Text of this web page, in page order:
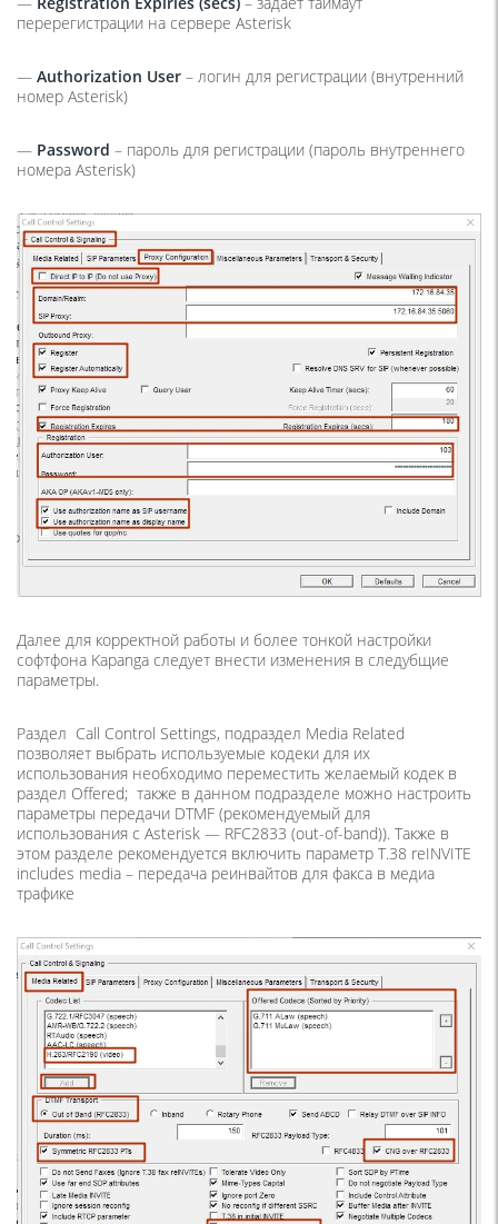
перерегистрации на сервере Asterisk
— Authorization User – логин для регистрации (внутренний
номер Asterisk)
— Password – пароль для регистрации (пароль внутреннего
номера Asterisk)
Далее для корректной работы и более тонкой настройки
софтфона Kapanga следует внести изменения в следубщие
параметры.
Раздел Call Control Settings, подраздел Media Related
позволяет выбрать используемые кодеки для их
использования необходимо переместить желаемый кодек в
раздел Offered; также в данном подразделе можно настроить
параметры передачи DTMF (рекомендуемый для
использования с Asterisk — RFC2833 (out-of-band)). Также в
этом разделе рекомендуется включить параметр T.38 reINVITE
includes media – передача реинвайтов для факса в медиа
трафике